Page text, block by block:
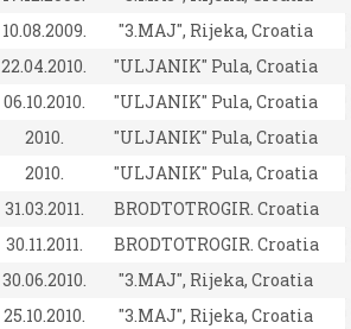
10.08.2009.
"3.MAJ", Rijeka, Croatia
22.04.2010.
"ULJANIK" Pula, Croatia
06.10.2010.
"ULJANIK" Pula, Croatia
2010.
"ULJANIK" Pula, Croatia
2010.
"ULJANIK" Pula, Croatia
31.03.2011.
BRODTOTROGIR. Croatia
30.11.2011.
BRODTOTROGIR. Croatia
30.06.2010.
"3.MAJ", Rijeka, Croatia
25.10.2010.
"3.MAJ", Rijeka, Croatia